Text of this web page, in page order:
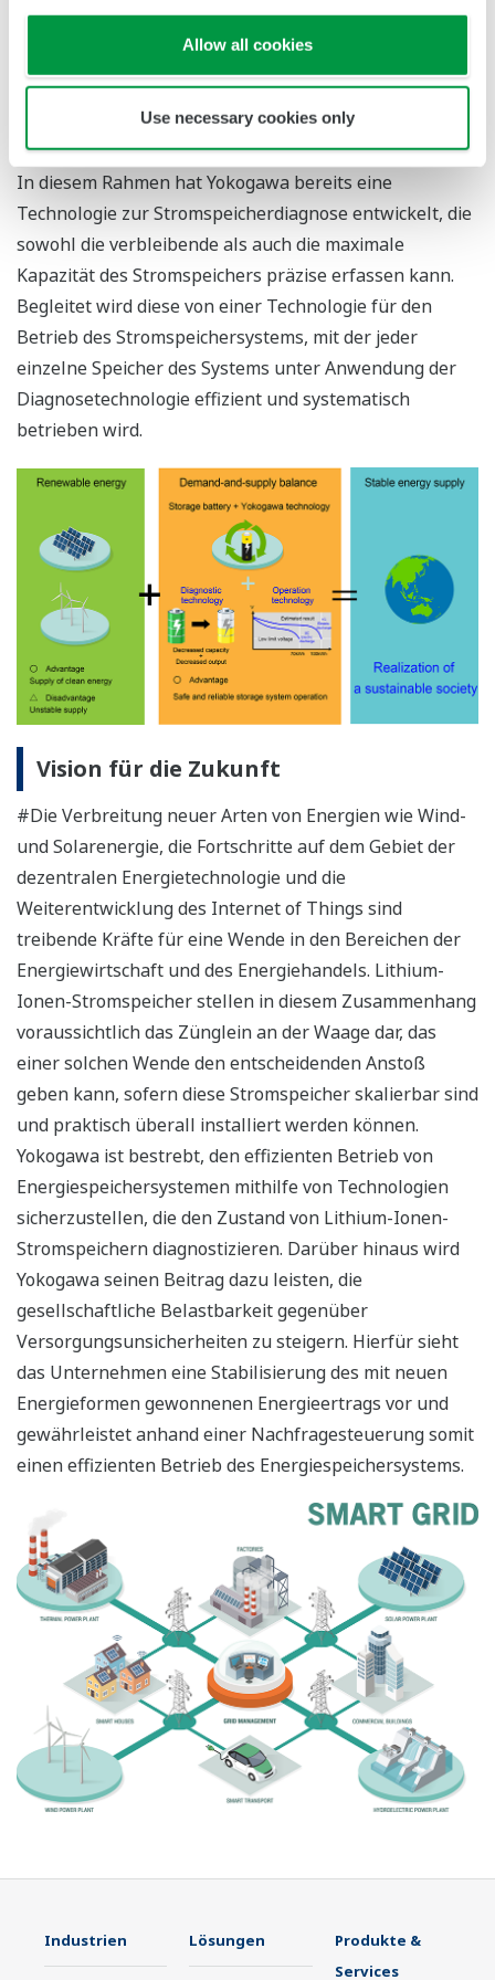
Allow all cookies
Use necessary cookies only
Energienachfrage und Versorgungssicherheit
herzustellen. Zu diesem Zwecke soll ein
Stromspeichersystem eingeführt werden, das den
erzeugten Strom speichern kann.
In diesem Rahmen hat Yokogawa bereits eine
Technologie zur Stromspeicherdiagnose entwickelt, die
sowohl die verbleibende als auch die maximale
Kapazität des Stromspeichers präzise erfassen kann.
Begleitet wird diese von einer Technologie für den
Betrieb des Stromspeichersystems, mit der jeder
einzelne Speicher des Systems unter Anwendung der
Diagnosetechnologie effizient und systematisch
betrieben wird.
Vision für die Zukunft
#Die Verbreitung neuer Arten von Energien wie Wind-
und Solarenergie, die Fortschritte auf dem Gebiet der
dezentralen Energietechnologie und die
Weiterentwicklung des Internet of Things sind
treibende Kräfte für eine Wende in den Bereichen der
Energiewirtschaft und des Energiehandels. Lithium-
Ionen-Stromspeicher stellen in diesem Zusammenhang
voraussichtlich das Zünglein an der Waage dar, das
einer solchen Wende den entscheidenden Anstoß
geben kann, sofern diese Stromspeicher skalierbar sind
und praktisch überall installiert werden können.
Yokogawa ist bestrebt, den effizienten Betrieb von
Energiespeichersystemen mithilfe von Technologien
sicherzustellen, die den Zustand von Lithium-Ionen-
Stromspeichern diagnostizieren. Darüber hinaus wird
Yokogawa seinen Beitrag dazu leisten, die
gesellschaftliche Belastbarkeit gegenüber
Versorgungsunsicherheiten zu steigern. Hierfür sieht
das Unternehmen eine Stabilisierung des mit neuen
Energieformen gewonnenen Energieertrags vor und
gewährleistet anhand einer Nachfragesteuerung somit
einen effizienten Betrieb des Energiespeichersystems.
Industrien Lösungen
Produkte &
Services